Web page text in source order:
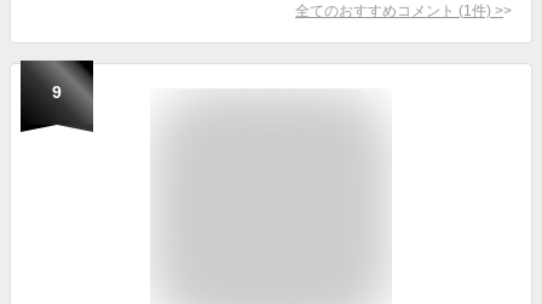
全てのおすすめコメント (1 件) >
9